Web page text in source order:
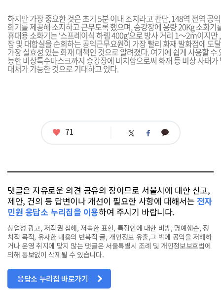
하지만 가장 중요한 것은 초기 5분 이내 조치라고 판단, 148역 전역 공
화기를 제공해 소지하고 근무토록 했으며, 승강장에 용량 20Kg 소화기
휴대용 소화기는 ‘스프레이식 하렘 400g'으로 방사 거리 1～2m이지
장 및 대합실을 순회하는 공익근무요원이 가장 빨리 화재 발화점에 도
가장 실효성 있는 화재 대책인 것으로 알려졌다. 여기에 쉽게 사용할 수
능한 비상특수마스크까지 승강장에 비치함으로써 화재 등 비상 사태
대처가 가능한 것으로 기대하고 있다.
좋
71 트 페 카
댓글은 자유로운 의견 공유의 장이므로 서울시에 대한 신고,
제안, 건의 등 답변이나 개선이 필요한 사항에 대해서는 전자
민원 응답소 누리집을 이용하여 주시기 바랍니다.
상업성 광고, 저작권 침해, 저속한 표현, 특정인에 대한 비방, 명예훼손, 정
치적 목적, 유사한 내용의 반복적 글, 개인정보 유출,그 밖에 공익을 저해하
거나 운영 취지에 맞지 않는 댓글은 서울특별시 조례 및 개인정보보호법에
의해 통보없이 삭제될 수 있습니다.
응답소 누리집 바로가기